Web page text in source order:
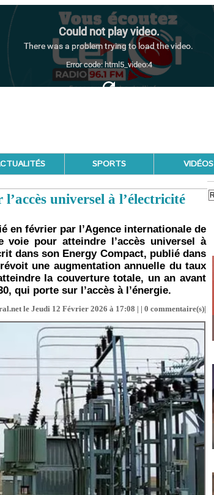
SPORTS VIDÉOS
universel à l’électricité
en février par l’Agence internationale de
voie pour atteindre l’accès universel à
dans son Energy Compact, publié dans
une augmentation annuelle du taux
la couverture totale, un an avant
qui porte sur l’accès à l’énergie.
le Jeudi 12 Février 2026 à 17:08 | | 0 commentaire(s)|